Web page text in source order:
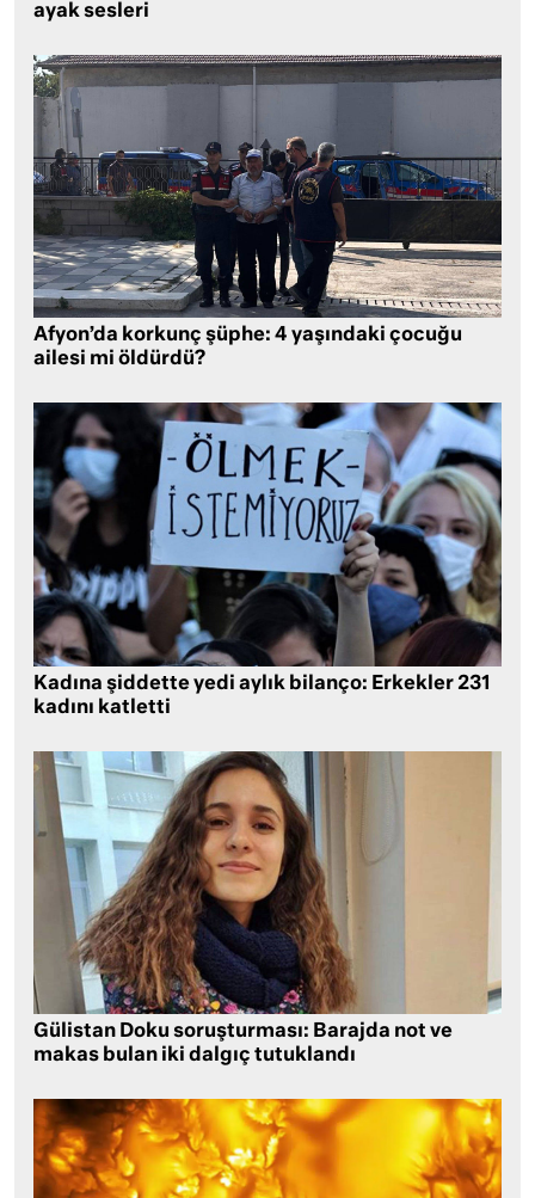
ayak sesleri
Afyon’da korkunç şüphe: 4 yaşındaki çocuğu
ailesi mi öldürdü?
Kadına şiddette yedi aylık bilanço: Erkekler 231
kadını katletti
Gülistan Doku soruşturması: Barajda not ve
makas bulan iki dalgıç tutuklandı